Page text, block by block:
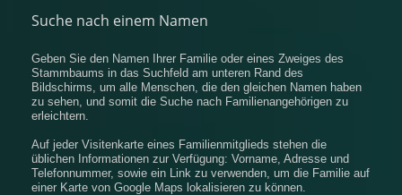
Suche nach einem Namen
Geben Sie den Namen Ihrer Familie oder eines Zweiges des
Stammbaums in das Suchfeld am unteren Rand des
Bildschirms, um alle Menschen, die den gleichen Namen haben
zu sehen, und somit die Suche nach Familienangehörigen zu
erleichtern.
Auf jeder Visitenkarte eines Familienmitglieds stehen die
üblichen Informationen zur Verfügung: Vorname, Adresse und
Telefonnummer, sowie ein Link zu verwenden, um die Familie auf
einer Karte von Google Maps lokalisieren zu können.